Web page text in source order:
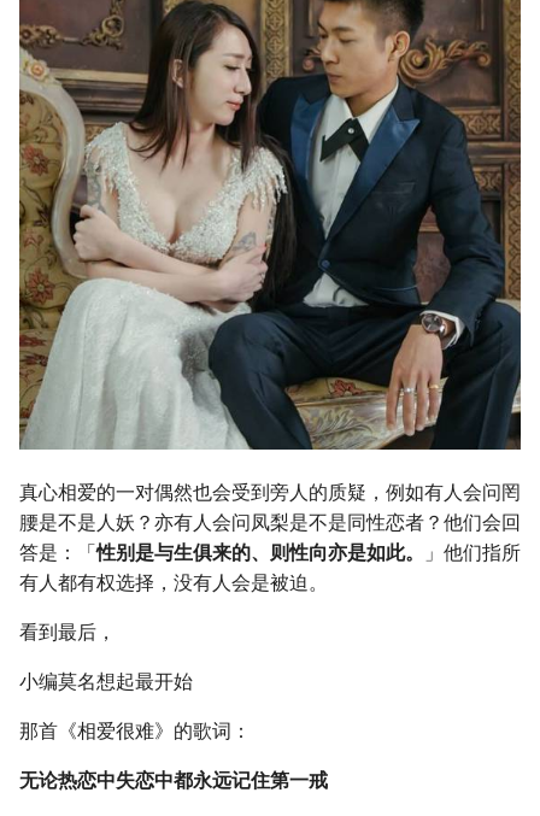
真心相爱的一对偶然也会受到旁人的质疑，例如有人会问罔
腰是不是人妖？亦有人会问凤梨是不是同性恋者？他们会回
答是：「性别是与生俱来的、则性向亦是如此。
」他们指所
有人都有权选择，没有人会是被迫。
看到最后，
小编莫名想起最开始
那首《相爱很难》的歌词：
无论热恋中失恋中都永远记住第一戒